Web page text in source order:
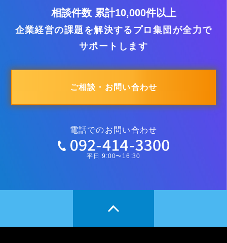
相談件数 累計10,000件以上
企業経営の課題を解決するプロ集団が全力で
サポートします
ご相談・お問い合わせ
電話でのお問い合わせ
平日 9:00〜16:30